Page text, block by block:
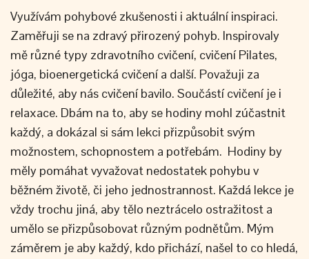
Využívám pohybové zkušenosti i aktuální inspiraci.
Zaměřuji se na zdravý přirozený pohyb. Inspirovaly
mě různé typy zdravotního cvičení, cvičení Pilates,
jóga, bioenergetická cvičení a další. Považuji za
důležité, aby nás cvičení bavilo. Součástí cvičení je i
relaxace. Dbám na to, aby se hodiny mohl zúčastnit
každý, a dokázal si sám lekci přizpůsobit svým
možnostem, schopnostem a potřebám. Hodiny by
měly pomáhat vyvažovat nedostatek pohybu v
běžném životě, či jeho jednostrannost. Každá lekce je
vždy trochu jiná, aby tělo neztrácelo ostražitost a
umělo se přizpůsobovat různým podnětům. Mým
záměrem je aby každý, kdo přichází, našel to co hledá,